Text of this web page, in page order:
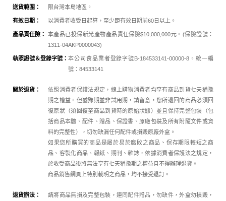
送貨範圍： 限台灣本島地區。
有效日期： 以消費者收受日起算，至少距有效日期前60日以上 。
產品責任險：
本產品已投保新光產物產品責任保險$10,000,000元。(保險證號：
1311-04AKP0000043)
執照證號＆登錄字號： 本公司食品業者登錄字號B-184533141-00000-8。統一編
號：84533141
關於退貨：
依照消費者保護法規定，線上購物消費者均享有商品到貨七天猶豫
期之權益。但猶豫期並非試用期，請留意，您所退回的商品必須回
復原狀（須回復至商品到貨時的原始狀態）並且保持完整包裝（包
括商品本體、配件、贈品、保證書、原廠包裝及所有附隨文件或資
料的完整性），切勿缺漏任何配件或損毀原廠外盒。
如果您所購買的商品是屬於易於腐敗之商品、保存期限較短之商
品、客製化商品、報紙、期刊、雜誌，依據消費者保護法之規定，
於收受商品後將無法享有七天猶豫期之權益且不得辦理退貨。
商品銷售網頁上特別載明之商品，均不接受退訂。
退貨辦法：
請將商品無損及完整包裝，連同配件贈品，勿缺件，外盒勿損毀，